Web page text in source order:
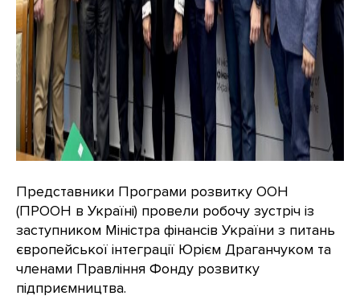
Представники Програми розвитку ООН
(ПРООН в Україні) провели робочу зустріч із
заступником Міністра фінансів України з питань
європейської інтеграції Юрієм Драганчуком та
членами Правління Фонду розвитку
підприємництва.